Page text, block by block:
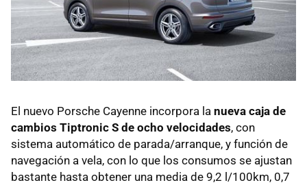
El nuevo Porsche Cayenne incorpora la nueva caja de
cambios Tiptronic S de ocho velocidades, con
sistema automático de parada/arranque, y función de
navegación a vela, con lo que los consumos se ajustan
bastante hasta obtener una media de 9,2 l/100km, 0,7